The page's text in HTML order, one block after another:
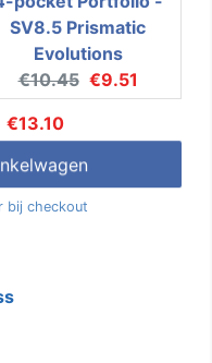
SV8.5 Prismatic
Evolutions
Original price:
€10.45 Current price:
€9.51
price
Discounted price
€13.10
bij checkout